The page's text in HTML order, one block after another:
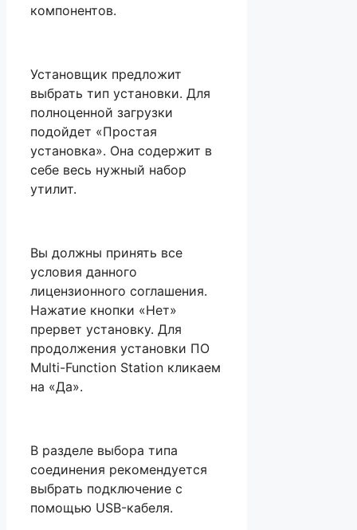
компонентов.
Установщик предложит
выбрать тип установки. Для
полноценной загрузки
подойдет «Простая
установка». Она содержит в
себе весь нужный набор
утилит.
Вы должны принять все
условия данного
лицензионного соглашения.
Нажатие кнопки «Нет»
прервет установку. Для
продолжения установки ПО
Multi-Function Station кликаем
на «Да».
В разделе выбора типа
соединения рекомендуется
выбрать подключение с
помощью USB-кабеля.